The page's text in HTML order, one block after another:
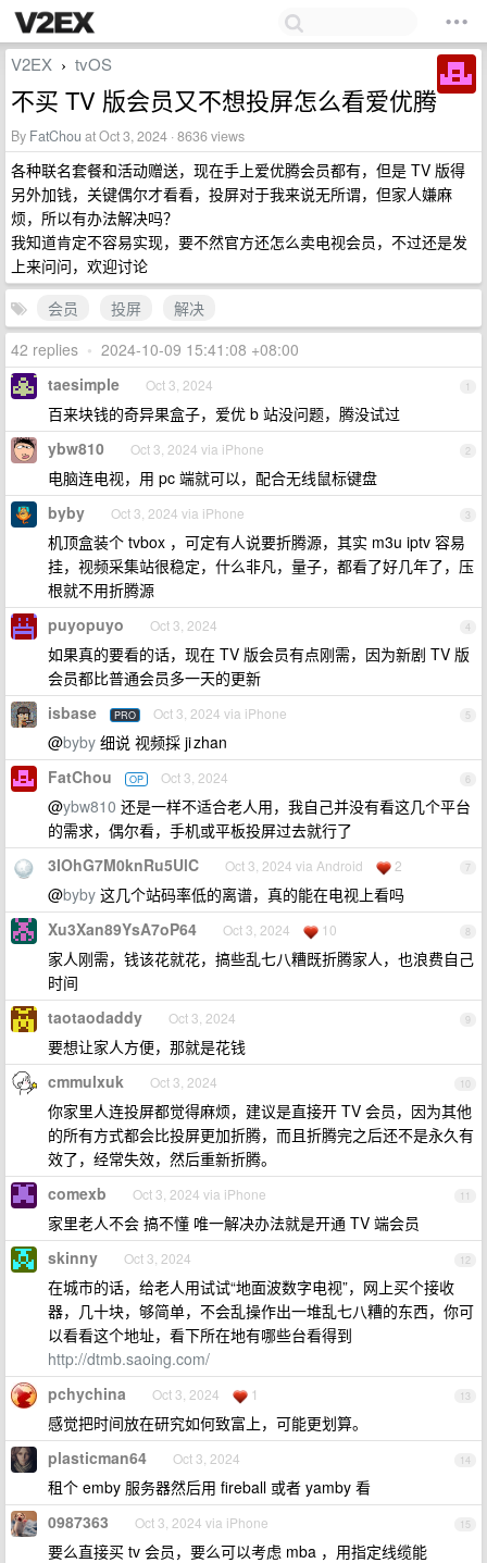
V2EX › tvOS
不买 TV 版会员又不想投屏怎么看爱优腾
By FatChou at Oct 3, 2024 · 8636 views
各种联名套餐和活动赠送，现在手上爱优腾会员都有，但是 TV 版得
另外加钱，关键偶尔才看看，投屏对于我来说无所谓，但家人嫌麻
烦，所以有办法解决吗？
我知道肯定不容易实现，要不然官方还怎么卖电视会员，不过还是发
上来问问，欢迎讨论
会员
投屏
解决
42 replies • 2024-10-09 15:41:08 +08:00
1
taesimple Oct 3, 2024
百来块钱的奇异果盒子，爱优 b 站没问题，腾没试过
2
ybw810 Oct 3, 2024 via iPhone
电脑连电视，用 pc 端就可以，配合无线鼠标键盘
3
byby Oct 3, 2024 via iPhone
机顶盒装个 tvbox ，可定有人说要折腾源，其实 m3u iptv 容易
挂，视频采集站很稳定，什么非凡，量子，都看了好几年了，压
根就不用折腾源
4
puyopuyo Oct 3, 2024
如果真的要看的话，现在 TV 版会员有点刚需，因为新剧 TV 版
会员都比普通会员多一天的更新
5
isbase PRO Oct 3, 2024 via iPhone
@byby 细说 视频採 ji zhan
6
FatChou OP Oct 3, 2024
@ybw810 还是一样不适合老人用，我自己并没有看这几个平台
的需求，偶尔看，手机或平板投屏过去就行了
7
3IOhG7M0knRu5UlC Oct 3, 2024 via Android 2
@byby 这几个站码率低的离谱，真的能在电视上看吗
8
Xu3Xan89YsA7oP64 Oct 3, 2024 10
家人刚需，钱该花就花，搞些乱七八糟既折腾家人，也浪费自己
时间
9
taotaodaddy Oct 3, 2024
要想让家人方便，那就是花钱
10
cmmulxuk Oct 3, 2024
你家里人连投屏都觉得麻烦，建议是直接开 TV 会员，因为其他
的所有方式都会比投屏更加折腾，而且折腾完之后还不是永久有
效了，经常失效，然后重新折腾。
11
comexb Oct 3, 2024 via iPhone
家里老人不会 搞不懂 唯一解决办法就是开通 TV 端会员
12
skinny Oct 3, 2024
在城市的话，给老人用试试“地面波数字电视”，网上买个接收
器，几十块，够简单，不会乱操作出一堆乱七八糟的东西，你可
以看看这个地址，看下所在地有哪些台看得到
http://dtmb.saoing.com/
13
pchychina Oct 3, 2024 1
感觉把时间放在研究如何致富上，可能更划算。
14
plasticman64 Oct 3, 2024
租个 emby 服务器然后用 fireball 或者 yamby 看
15
0987363 Oct 3, 2024 via iPhone
要么直接买 tv 会员，要么可以考虑 mba ，用指定线缆能